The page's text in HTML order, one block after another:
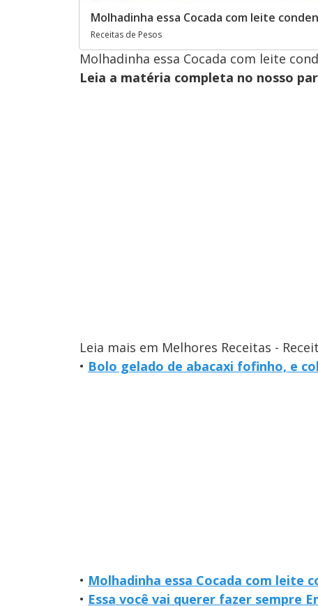
Molhadinha essa Cocada com leite
Receitas de Pesos
Molhadinha essa Cocada com leite
Leia a matéria completa no nosso
Leia mais em Melhores Receitas -
• Bolo gelado de abacaxi fofinho, e
• Molhadinha essa Cocada com leite
• Essa você vai querer fazer sempre